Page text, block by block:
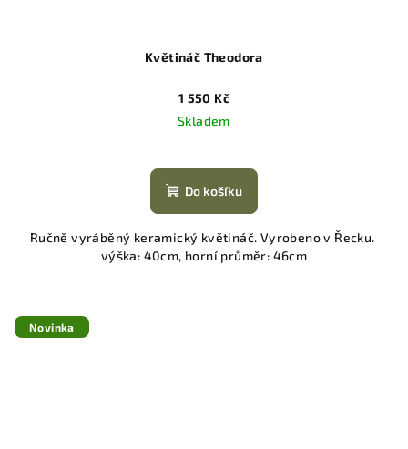
Květináč Theodora
1 550 Kč
Skladem
Do košíku
Ručně vyráběný keramický květináč. Vyrobeno v Řecku.
výška: 40cm, horní průměr: 46cm
Novinka